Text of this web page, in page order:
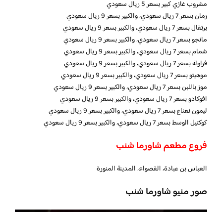
مشروب غازي كبير بسعر 5 ريال سعودي
رمان بسعر 7 ريال سعودي، والكبير بسعر 9 ريال سعودي
برتقال بسعر 7 ريال سعودي، والكبير بسعر 9 ريال سعودي
مانجو بسعر 7 ريال سعودي، والكبير بسعر 9 ريال سعودي
شمام بسعر 7 ريال سعودي، والكبير بسعر 9 ريال سعودي
فراولة بسعر 7 ريال سعودي، والكبير بسعر 9 ريال سعودي
موهيتو بسعر 7 ريال سعودي، والكبير بسعر 9 ريال سعودي
موز باللبن بسعر 7 ريال سعودي، والكبير بسعر 9 ريال سعودي
افوكادو بسعر 7 ريال سعودي، والكبير بسعر 9 ريال سعودي
ليمون نعناع بسعر 7 ريال سعودي، والكبير بسعر 9 ريال سعودي
كوكتيل الوسط بسعر 7 ريال سعودي، والكبير بسعر 9 ريال سعودي
فروع مطعم شاورما شنب
العباس بن عبادة، القصواء، المدينة المنورة
صور منيو شاورما شنب